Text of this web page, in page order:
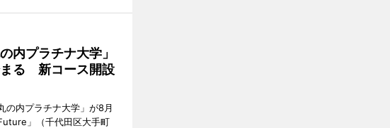
内プラチナ大学」
まる 新コース開設
の内プラチナ大学」が8月
」（千代田区大手町